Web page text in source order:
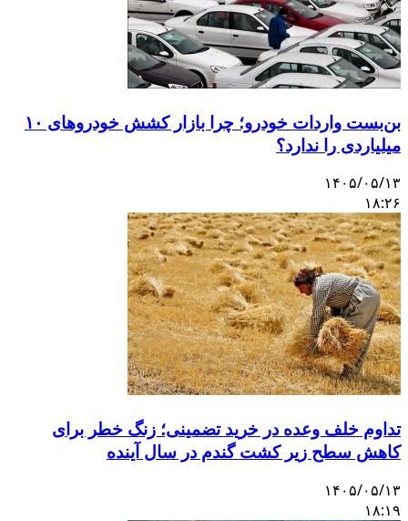
بن‌بست واردات خودرو؛ چرا بازار کشش خودروهای ۱۰
را ندارد؟
۰۵/۱۳
خلف وعده در خرید تضمینی؛ زنگ خطر برای
سطح زیر کشت گندم در سال آینده
۰۵/۱۳